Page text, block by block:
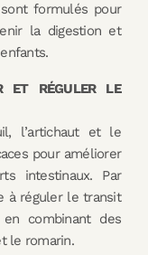
formulés pour
la digestion et
ET RÉGULER LE
l’artichaut et le
pour améliorer
intestinaux. Par
à réguler le transit
combinant des
le romarin.